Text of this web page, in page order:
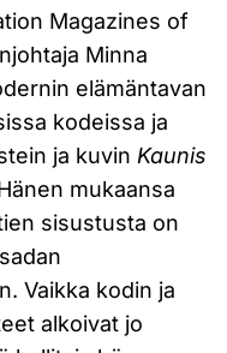
Magazines of
Minna
elämäntavan
kodeissa ja
ja kuvin Kaunis
mukaansa
sisustusta on
Vaikka kodin ja
alkoivat jo